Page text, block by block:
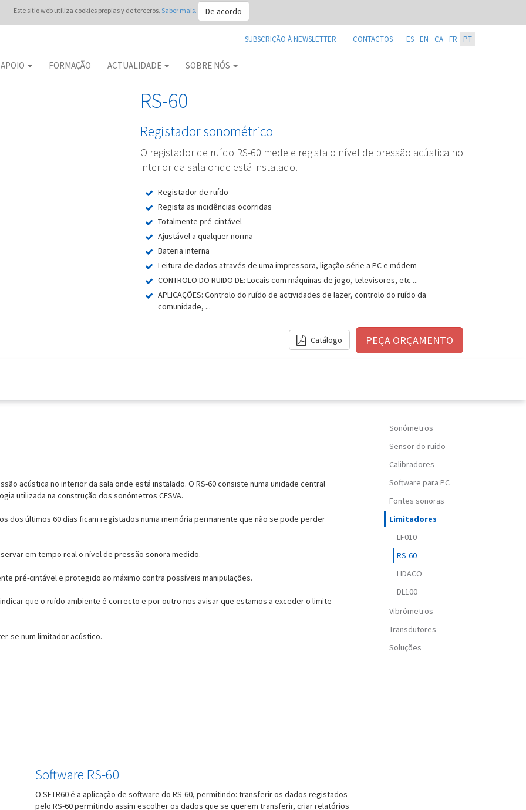
Este sitio web utiliza cookies propias y de terceros. Saber mais. De acordo
SUBSCRIÇÃO À NEWSLETTER CONTACTOS ES EN CA FR PT
APOIO FORMAÇÃO ACTUALIDADE SOBRE NÓS
RS-60
Registador sonométrico
O registador de ruído RS-60 mede e regista o nível de pressão acústica no
interior da sala onde está instalado.
Registador de ruído
Regista as incidências ocorridas
Totalmente pré-cintável
Ajustável a qualquer norma
Bateria interna
Leitura de dados através de uma impressora, ligação série a PC e módem
CONTROLO DO RUIDO DE: Locais com máquinas de jogo, televisores, etc ...
APLICAÇÕES: Controlo do ruído de actividades de lazer, controlo do ruído da
comunidade, ...
Catálogo
acústica no interior da sala onde está instalado. O RS-60 consiste numa unidade central
utilizada na construção dos sonómetros CESVA.
dos últimos 60 dias ficam registados numa memória permanente que não se pode perder
em tempo real o nível de pressão sonora medido.
pré-cintável e protegido ao máximo contra possíveis manipulações.
que o ruído ambiente é correcto e por outro nos avisar que estamos a exceder o limite
se num limitador acústico.
Software RS-60
O SFTR60 é a aplicação de software do RS-60, permitindo: transferir os dados registados
pelo RS-60 permitindo assim escolher os dados que se querem transferir, criar relatórios
Sonómetros
Sensor do ruído
Calibradores
Software para PC
Fontes sonoras
Limitadores
LF010
RS-60
LIDACO
DL100
Vibrómetros
Transdutores
Soluções